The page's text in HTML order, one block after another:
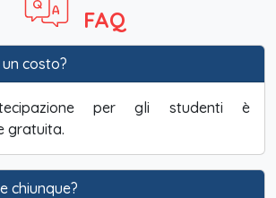
FAQ
costo?
per gli studenti è
gratuita.
chiunque?